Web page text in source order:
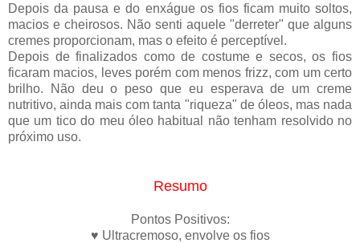
Depois da pausa e do enxágue os fios ficam muito soltos,
macios e cheirosos. Não senti aquele "derreter" que alguns
cremes proporcionam, mas o efeito é perceptível.
Depois de finalizados como de costume e secos, os fios
ficaram macios, leves porém com menos frizz, com um certo
brilho. Não deu o peso que eu esperava de um creme
nutritivo, ainda mais com tanta "riqueza" de óleos, mas nada
que um tico do meu óleo habitual não tenham resolvido no
próximo uso.
Resumo
Pontos Positivos:
♥ Ultracremoso, envolve os fios